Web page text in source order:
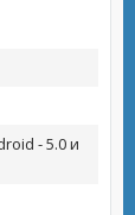
- 5.0 и